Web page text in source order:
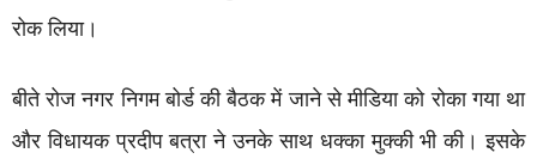
रोक लिया।
बीते रोज नगर निगम बोर्ड की बैठक में जाने से मीडिया को रोका गया था
और विधायक प्रदीप बत्रा ने उनके साथ धक्का मुक्की भी की। इसके